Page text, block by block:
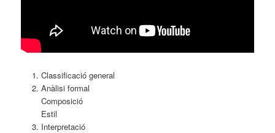
Classificació general
Anàlisi formal
Composició
Estil
Interpretació